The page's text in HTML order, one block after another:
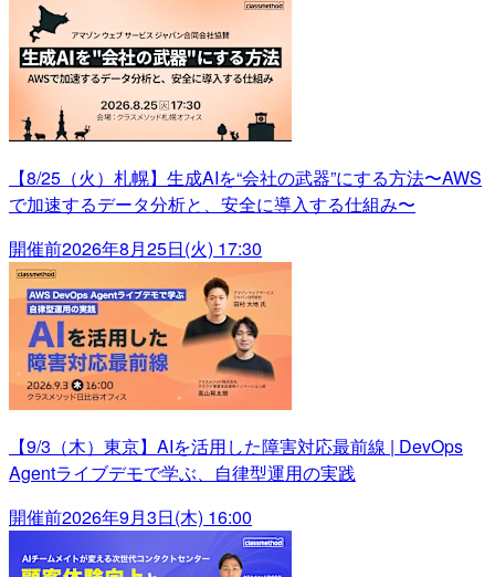
【8/25（火）札幌】生成AIを“会社の武器”にする方法〜AWS
で加速するデータ分析と、安全に導入する仕組み〜
開催前2026年8月25日(火) 17:30
【9/3（木）東京】AIを活用した障害対応最前線 | DevOps
Agentライブデモで学ぶ、自律型運用の実践
開催前2026年9月3日(木) 16:00